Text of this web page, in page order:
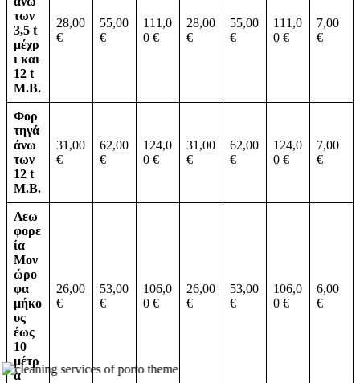
των
3,5 t
μέχρ
ι και
12 t
Μ.Β.
28,00
€
55,00
€
111,0
0 €
28,00
€
55,00
€
111,0
0 €
7,00
€
Φορ
τηγά
άνω
των
12 t
Μ.Β.
31,00
€
62,00
€
124,0
0 €
31,00
€
62,00
€
124,0
0 €
7,00
€
Λεω
φορε
ία
Μον
ώρο
φα
µήκο
υς
έως
10
µέτρ
α
26,00
€
53,00
€
106,0
0 €
26,00
€
53,00
€
106,0
0 €
6,00
€